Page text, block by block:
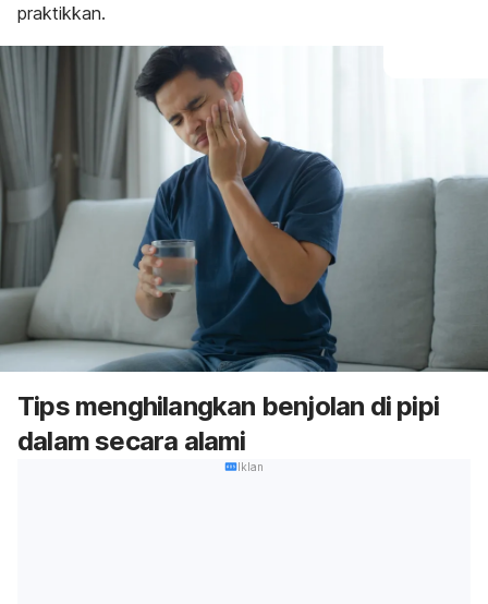
praktikkan.
Tips menghilangkan benjolan di pipi
dalam secara alami
Iklan